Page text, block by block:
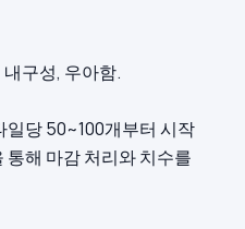
내구성, 우아함.
일당 50~100개부터 시작
통해 마감 처리와 치수를